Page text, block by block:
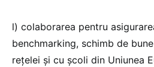
l) colaborarea pentru
benchmarking, schimb de
reţelei şi cu şcoli din Uniunea